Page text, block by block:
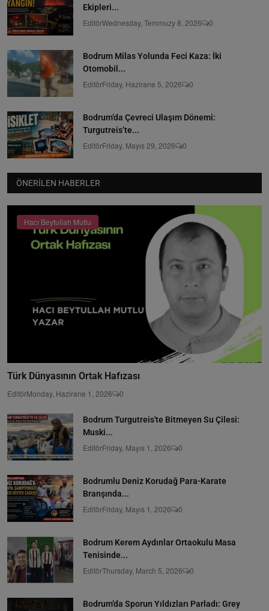
Ekipleri...
EditörWednesday, Temmuzy 8, 2026 0
Bodrum Milas Yolunda Feci Kaza: İki
Otomobil...
EditörFriday, Hazirane 5, 2026 0
Bodrum’da Çevreci Ulaşım Dönemi:
Turgutreis’te...
EditörFriday, Mayıs 29, 2026 0
ÖNERILEN HABERLER
Hacı Beytullah Mutlu
Türk Dünyasının Ortak Hafızası
EditörMonday, Hazirane 1, 2026 0
Bodrum Turgutreis'te Bitmeyen Su Çilesi:
Muski...
EditörFriday, Mayıs 1, 2026 0
Bodrumlu Deniz Korudağ Para-Karate
Branşında...
EditörFriday, Mayıs 1, 2026 0
Bodrum Kerem Aydınlar Ortaokulu Masa
Tenisinde...
EditörThursday, March 5, 2026 0
Bodrum’da Sporun Yıldızları Parladı: Grey